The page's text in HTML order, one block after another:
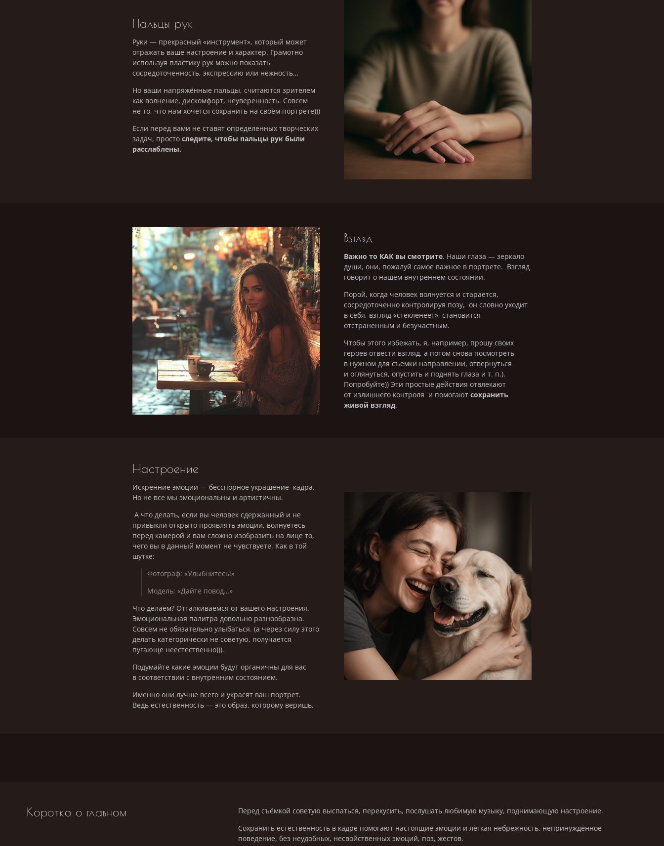
Пальцы рук
Руки — прекрасный «инструмент», который может
отражать ваше настроение и характер. Грамотно
используя пластику рук можно показать
сосредоточенность, экспрессию или нежность…
Но ваши напряжённые пальцы, считаются зрителем
как волнение, дискомфорт, неуверенность. Совсем
не то, что нам хочется сохранить на своём портрете)))
Если перед вами не ставят определенных творческих
задач, просто следите, чтобы пальцы рук были
расслаблены.
Взгляд
Важно то КАК вы смотрите. Наши глаза — зеркало
души, они, пожалуй самое важное в портрете. Взгляд
говорит о нашем внутреннем состоянии.
Порой, когда человек волнуется и старается,
сосредоточенно контролируя позу, он словно уходит
в себя, взгляд «стекленеет», становится
отстраненным и безучастным.
Чтобы этого избежать, я, например, прошу своих
героев отвести взгляд, а потом снова посмотреть
в нужном для съемки направлении, отвернуться
и оглянуться, опустить и поднять глаза и т. п.).
Попробуйте)) Эти простые действия отвлекают
от излишнего контроля и помогают сохранить
живой взгляд.
Настроение
Искренние эмоции — бесспорное украшение кадра.
Но не все мы эмоциональны и артистичны.
А что делать, если вы человек сдержанный и не
привыкли открыто проявлять эмоции, волнуетесь
перед камерой и вам сложно изобразить на лице то,
чего вы в данный момент не чувствуете. Как в той
шутке:
Фотограф: «Улыбнитесь!»
Модель: «Дайте повод…»
Что делаем? Отталкиваемся от вашего настроения.
Эмоциональная палитра довольно разнообразна.
Совсем не обязательно улыбаться. (а через силу этого
делать категорически не советую, получается
пугающе неестественно))).
Подумайте какие эмоции будут органичны для вас
в соответствии с внутренним состоянием.
Именно они лучше всего и украсят ваш портрет.
Ведь естественность — это образ, которому веришь.
Коротко о главном
Перед съёмкой советую выспаться, перекусить, послушать любимую музыку, поднимающую настроение.
Сохранить естественность в кадре помогают настоящие эмоции и лёгкая небрежность, непринуждённое
поведение, без неудобных, несвойственных эмоций, поз, жестов.